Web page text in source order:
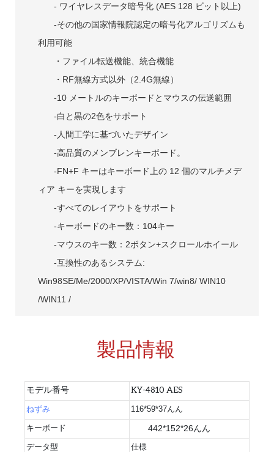
- ワイヤレスデータ暗号化 (AES 128 ビット以上)
-その他の国家情報院認定の暗号化アルゴリズムも
利用可能
・ファイル転送機能、統合機能
・RF無線方式以外（2.4G無線）
-10 メートルのキーボードとマウスの伝送範囲
-白と黒の2色をサポート
-人間工学に基づいたデザイン
-高品質のメンブレンキーボード。
-FN+F キーはキーボード上の 12 個のマルチメデ
ィア キーを実現します
-すべてのレイアウトをサポート
-キーボードのキー数：104キー
-マウスのキー数：2ボタン+スクロールホイール
-互換性のあるシステム:
Win98SE/Me/2000/XP/VISTA/Win 7/win8/ WIN10
/WIN11 /
製品情報
モデル番号 KY-4810 AES
ねずみ 116*59*37んん
キーボード 442*152*26んん
データ型 仕様